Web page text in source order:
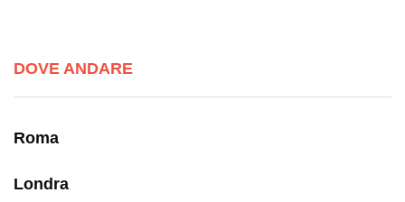
DOVE ANDARE
Roma
Londra